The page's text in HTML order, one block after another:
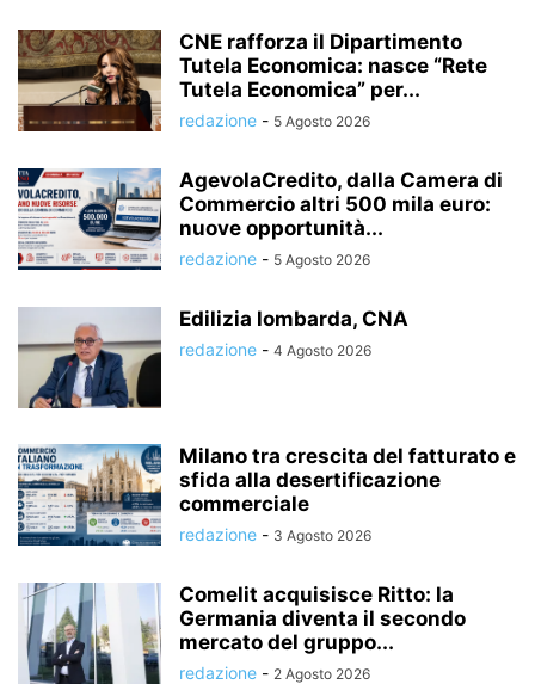
CNE rafforza il Dipartimento
Tutela Economica: nasce “Rete
Tutela Economica” per...
redazione - 5 Agosto 2026
AgevolaCredito, dalla Camera di
Commercio altri 500 mila euro:
nuove opportunità...
redazione - 5 Agosto 2026
Edilizia lombarda, CNA
redazione - 4 Agosto 2026
Milano tra crescita del fatturato e
sfida alla desertificazione
commerciale
redazione - 3 Agosto 2026
Comelit acquisisce Ritto: la
Germania diventa il secondo
mercato del gruppo...
redazione - 2 Agosto 2026